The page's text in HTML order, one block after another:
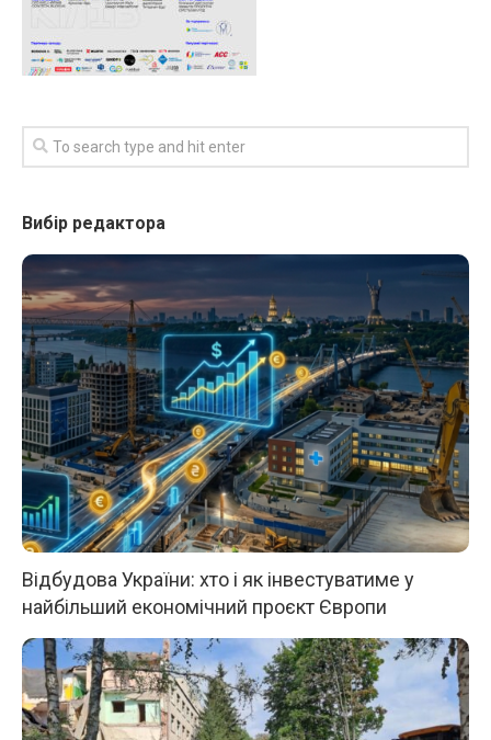
Вибір редактора
Відбудова України: хто і як інвестуватиме у
найбільший економічний проєкт Європи